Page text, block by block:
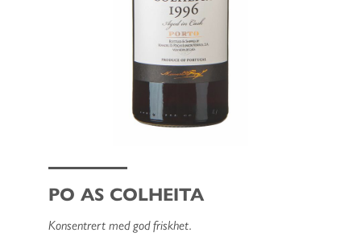
PO AS COLHEITA
Konsentrert med god friskhet.